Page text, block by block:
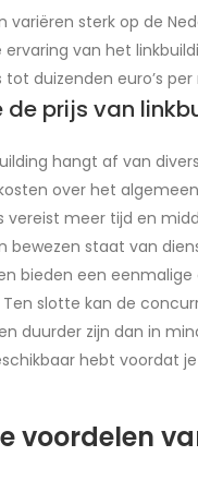
variëren sterk op de
van het
tot duizenden euro’s
de prijs van
hangt af van
over het
vereist meer tijd en
bewezen staat van
bieden een
slotte kan de
duurder zijn dan in
hebt voordat
voordelen